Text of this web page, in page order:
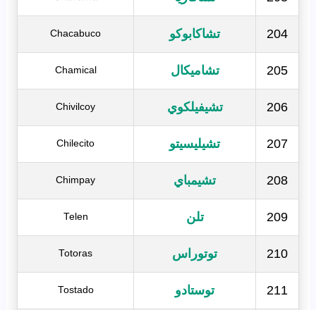
204 تشاكابوكو Chacabuco
205 تشاميكال Chamical
206 تشيفيلكوي Chivilcoy
207 تشيليسيتو Chilecito
208 تشيمباي Chimpay
209 تلن Telen
210 توتوراس Totoras
211 توستادو Tostado